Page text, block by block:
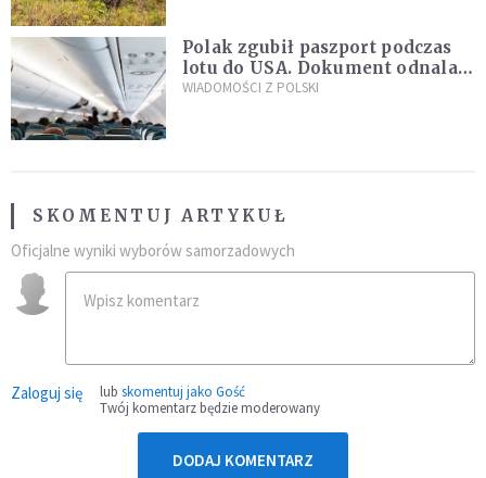
Polak zgubił paszport podczas
lotu do USA. Dokument odnalazł
się w nietypowym miejscu
WIADOMOŚCI Z POLSKI
SKOMENTUJ ARTYKUŁ
Oficjalne wyniki wyborów samorzadowych
Zaloguj się lub skomentuj jako Gość
Twój komentarz będzie moderowany
DODAJ KOMENTARZ